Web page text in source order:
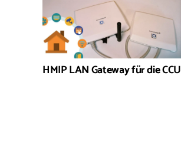
HMIP LAN Gateway für die CCU